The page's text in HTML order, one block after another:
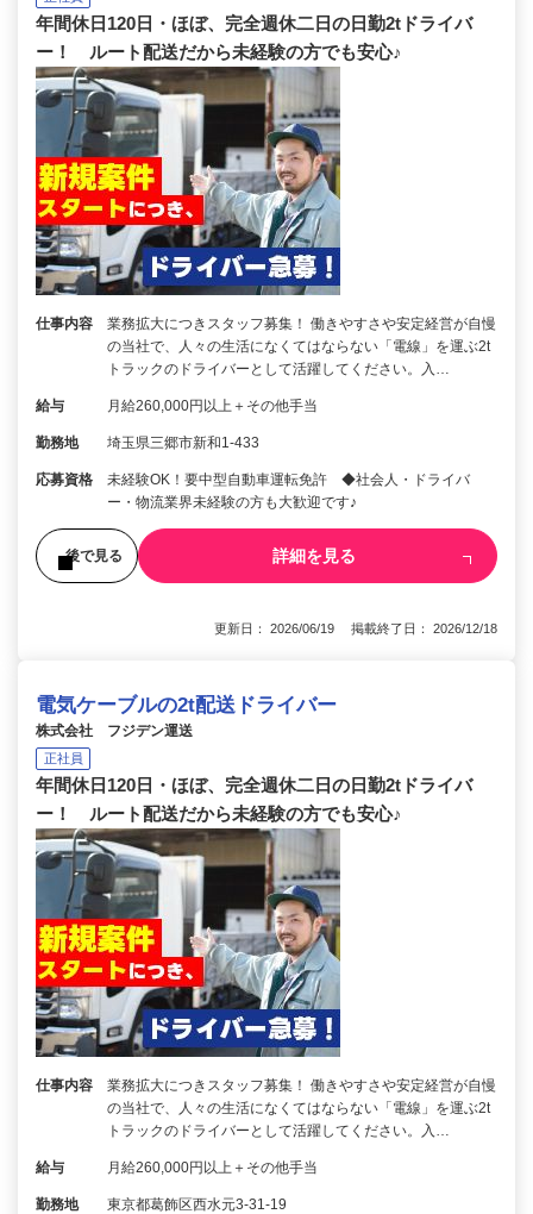
年間休日120日・ほぼ、完全週休二日の日勤2tドライバ
ー！ ルート配送だから未経験の方でも安心♪
仕事内容
業務拡大につきスタッフ募集！ 働きやすさや安定経営が自慢
の当社で、人々の生活になくてはならない「電線」を運ぶ2t
トラックのドライバーとして活躍してください。入…
給与 月給260,000円以上＋その他手当
勤務地 埼玉県三郷市新和1‐433
応募資格
未経験OK！要中型自動車運転免許 ◆社会人・ドライバ
ー・物流業界未経験の方も大歓迎です♪
後で見る 詳細を見る
更新日： 2026/06/19 掲載終了日： 2026/12/18
電気ケーブルの2t配送ドライバー
株式会社 フジデン運送
正社員
年間休日120日・ほぼ、完全週休二日の日勤2tドライバ
ー！ ルート配送だから未経験の方でも安心♪
仕事内容
業務拡大につきスタッフ募集！ 働きやすさや安定経営が自慢
の当社で、人々の生活になくてはならない「電線」を運ぶ2t
トラックのドライバーとして活躍してください。入…
給与 月給260,000円以上＋その他手当
勤務地 東京都葛飾区西水元3‐31‐19